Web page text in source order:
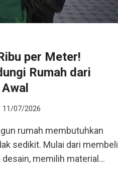
per Meter!
Rumah dari
11/07/2026
rumah membutuhkan
sedikit. Mulai dari membeli
memilih material…